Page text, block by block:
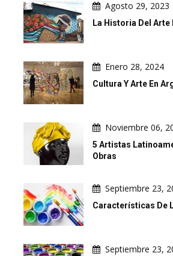
Agosto 29, 2023
La Historia Del Arte
Enero 28, 2024
Cultura Y Arte En
Noviembre 06,
5 Artistas
Obras
Septiembre 23,
Características De
Septiembre 23,